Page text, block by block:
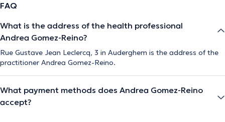
FAQ
What is the address of the health professional
Andrea Gomez-Reino?
Rue Gustave Jean Leclercq, 3 in Auderghem is the address of the
practitioner Andrea Gomez-Reino.
What payment methods does Andrea Gomez-Reino
accept?